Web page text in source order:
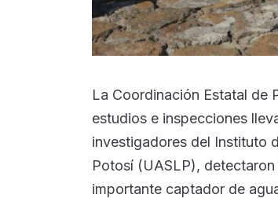
La Coordinación Estatal de
estudios e inspecciones
investigadores del Instituto
Potosí (UASLP),
importante captador de